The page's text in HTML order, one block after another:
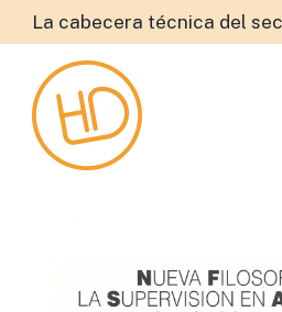
La cabecera técnica del